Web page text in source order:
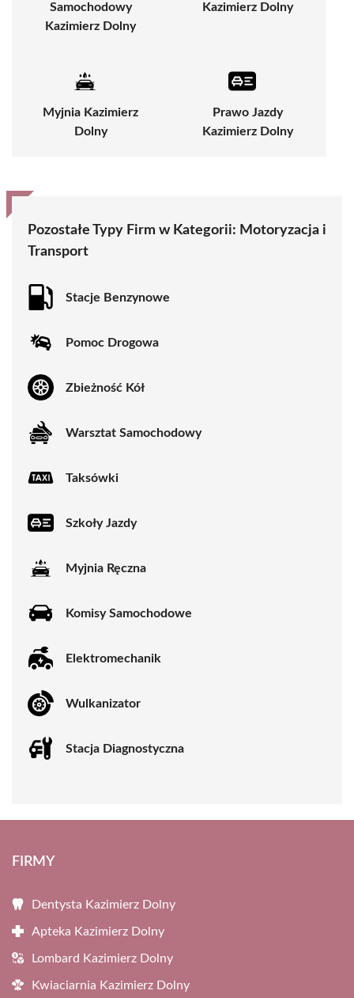
Samochodowy
Kazimierz Dolny
Kazimierz Dolny
Myjnia Kazimierz
Dolny
Prawo Jazdy
Kazimierz Dolny
Pozostałe Typy Firm w Kategorii: Motoryzacja i
Transport
Stacje Benzynowe
Pomoc Drogowa
Zbieżność Kół
Warsztat Samochodowy
Taksówki
Szkoły Jazdy
Myjnia Ręczna
Komisy Samochodowe
Elektromechanik
Wulkanizator
Stacja Diagnostyczna
FIRMY
Dentysta Kazimierz Dolny
Apteka Kazimierz Dolny
Lombard Kazimierz Dolny
Kwiaciarnia Kazimierz Dolny